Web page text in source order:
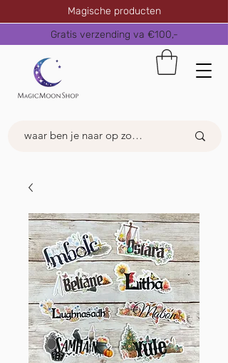
Magische producten
Gratis verzending va €100,-